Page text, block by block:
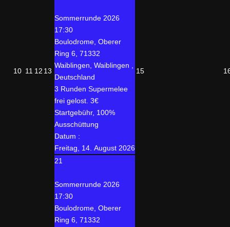
10 11 12 13
Sommerrunde 2026
17:30
Boulodrome, Oberer
Ring 6, 71332
Waiblingen, Waiblingen ,
Deutschland
3 Runden Supermelee
frei gelost. 3€
Startgebühr, 100%
Ausschüttung
Datum :
Freitag, 14. August 2026
15
21
Sommerrunde 2026
17:30
Boulodrome, Oberer
Ring 6, 71332